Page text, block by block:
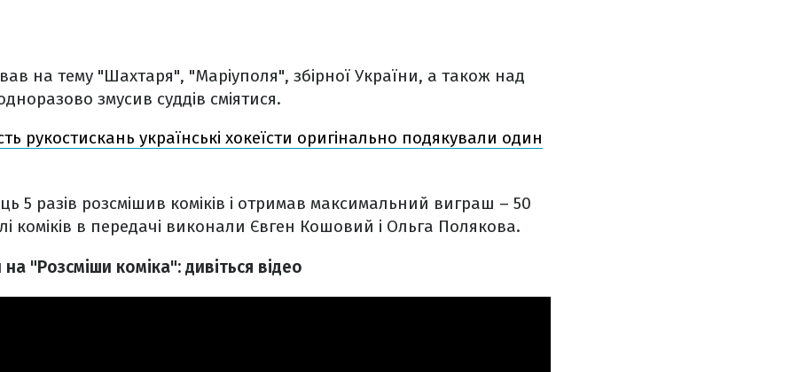
на тему "Шахтаря", "Маріуполя", збірної України, а також над
змусив суддів сміятися.
рукостискань українські хокеїсти оригінально подякували один
5 разів розсмішив коміків і отримав максимальний виграш – 50
коміків в передачі виконали Євген Кошовий і Ольга Полякова.
"Розсміши коміка": дивіться відео